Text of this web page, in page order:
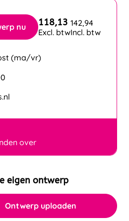
nu 118,13
Excl. btw
142,94
Incl. btw
(ma/vr)
over
eigen ontwerp
Ontwerp uploaden